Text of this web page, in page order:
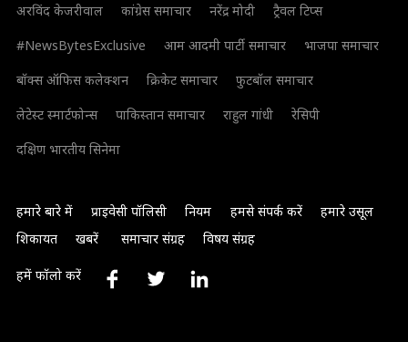
अरविंद केजरीवाल कांग्रेस समाचार नरेंद्र मोदी
ट्रैवल टिप्स
#NewsBytesExclusive
आम आदमी पार्टी समाचार
भाजपा समाचार
बॉक्स ऑफिस कलेक्शन
क्रिकेट समाचार
फुटबॉल समाचार
लेटेस्ट स्मार्टफोन्स
पाकिस्तान समाचार राहुल गांधी
रेसिपी
दक्षिण भारतीय सिनेमा
हमारे बारे में प्राइवेसी पॉलिसी नियम हमसे संपर्क करें
हमारे उसूल
शिकायत
खबरें समाचार संग्रह विषय संग्रह
हमें फॉलो करें